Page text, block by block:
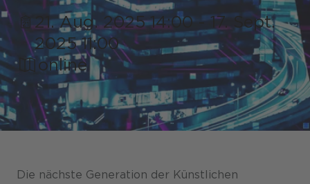
Shops / Marketplace / Portale
Unternehmen
21. Aug. 2025 14:00 - 17. Sept.
2025 11:00
online
Die nächste Generation der Künstlichen